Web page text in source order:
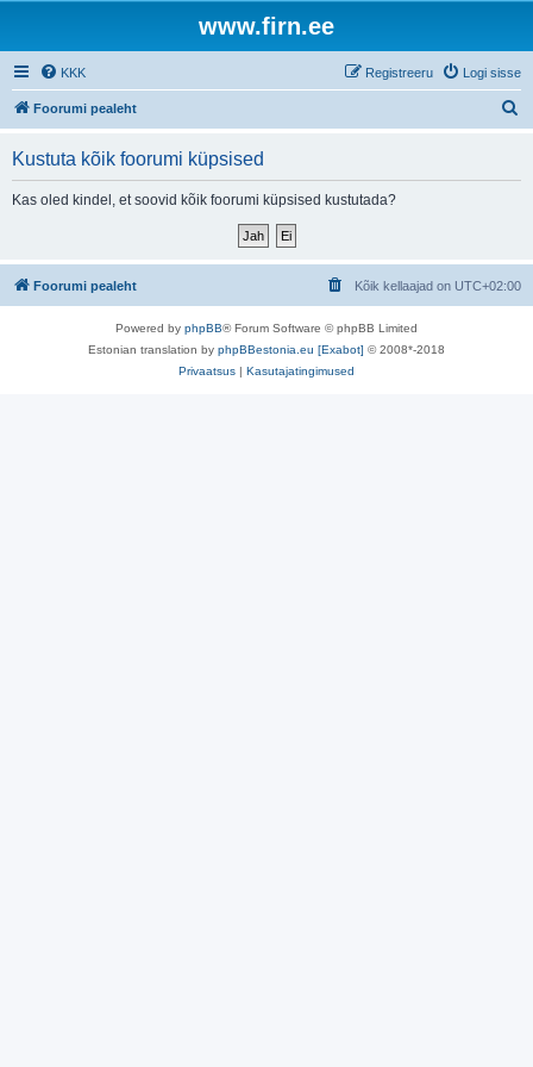
www.firn.ee
KKK Logi sisse
Registreeru
Foorumi pealeht
Kustuta kõik foorumi küpsised
Kas oled kindel, et soovid kõik foorumi küpsised kustutada?
Foorumi pealeht Kõik kellaajad on UTC+02:00
Powered by phpBB® Forum Software © phpBB Limited
Estonian translation by phpBBestonia.eu [Exabot] © 2008*-2018
Privaatsus | Kasutajatingimused